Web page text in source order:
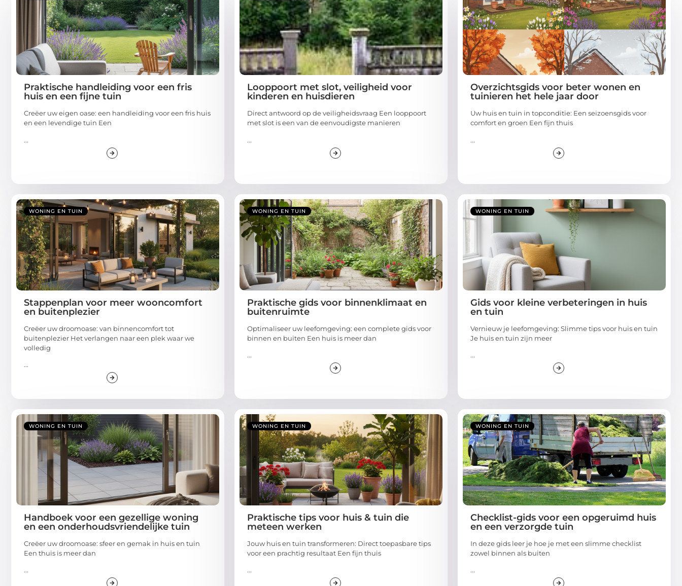
Praktische handleiding voor een fris
huis en een fijne tuin
Creëer uw eigen oase: een handleiding voor een fris huis
en een levendige tuin Een
...
Looppoort met slot, veiligheid voor
kinderen en huisdieren
Direct antwoord op de veiligheidsvraag Een looppoort
met slot is een van de eenvoudigste manieren
...
Overzichtsgids voor beter wonen en
tuinieren het hele jaar door
Uw huis en tuin in topconditie: Een seizoensgids voor
comfort en groen Een fijn thuis
...
WONING EN TUIN
Stappenplan voor meer wooncomfort
en buitenplezier
Creëer uw droomoase: van binnencomfort tot
buitenplezier Het verlangen naar een plek waar we
volledig
...
WONING EN TUIN
Praktische gids voor binnenklimaat en
buitenruimte
Optimaliseer uw leefomgeving: een complete gids voor
binnen en buiten Een huis is meer dan
...
WONING EN TUIN
Gids voor kleine verbeteringen in huis
en tuin
Vernieuw je leefomgeving: Slimme tips voor huis en tuin
Je huis en tuin zijn meer
...
WONING EN TUIN
Handboek voor een gezellige woning
en een onderhoudsvriendelijke tuin
Creëer uw droomoase: sfeer en gemak in huis en tuin
Een thuis is meer dan
...
WONING EN TUIN
Praktische tips voor huis & tuin die
meteen werken
Jouw huis en tuin transformeren: Direct toepasbare tips
voor een prachtig resultaat Een fijn thuis
...
WONING EN TUIN
Checklist-gids voor een opgeruimd huis
en een verzorgde tuin
In deze gids leer je hoe je met een slimme checklist
zowel binnen als buiten
...